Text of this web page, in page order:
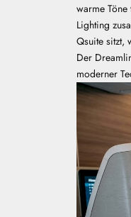
warme Töne
Lighting
Qsuite sitzt,
Der
moderner